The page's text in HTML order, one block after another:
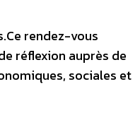
rendez-vous
réflexion auprès de
sociales et